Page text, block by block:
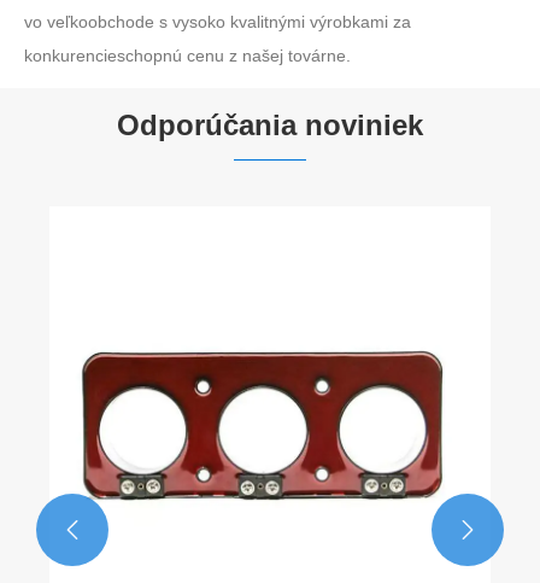
vo veľkoobchode s vysoko kvalitnými výrobkami za
konkurencieschopnú cenu z našej továrne.
Odporúčania noviniek
 